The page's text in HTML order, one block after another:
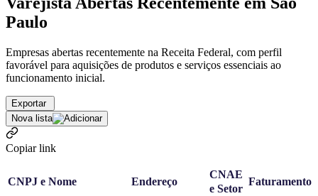
Paulo
Empresas abertas recentemente na Receita Federal, com perfil
favorável para aquisições de produtos e serviços essenciais ao
funcionamento inicial.
Exportar
Nova lista
Copiar link
CNPJ e Nome Endereço
CNAE
e Setor
Faturamento